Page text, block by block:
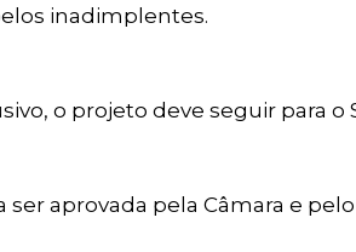
inadimplentes.
o projeto deve seguir para o
ser aprovada pela Câmara e